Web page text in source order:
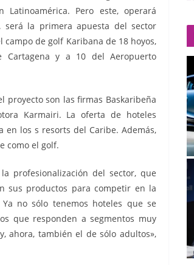
Latinoamérica. Pero este, operará
será la primera apuesta del sector
de golf Karibana de 18 hoyos,
Cartagena y a 10 del Aeropuerto
proyecto son las firmas Baskaribeña
Karmairi. La oferta de hoteles
en los s resorts del Caribe. Además,
como el golf.
profesionalización del sector, que
sus productos para competir en la
no sólo tenemos hoteles que se
que responden a segmentos muy
ahora, también el de sólo adultos»,